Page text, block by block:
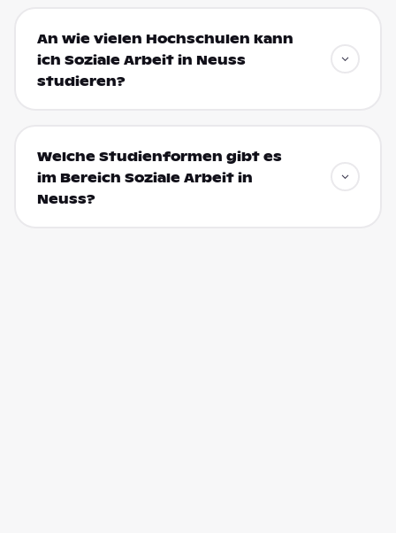
An wie vielen Hochschulen kann
ich Soziale Arbeit in Neuss
studieren?
Welche Studienformen gibt es
im Bereich Soziale Arbeit in
Neuss?